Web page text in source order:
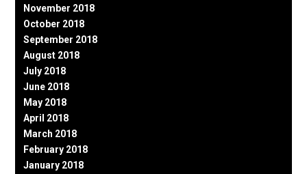
November 2018
October 2018
September 2018
August 2018
July 2018
June 2018
May 2018
April 2018
March 2018
February 2018
January 2018